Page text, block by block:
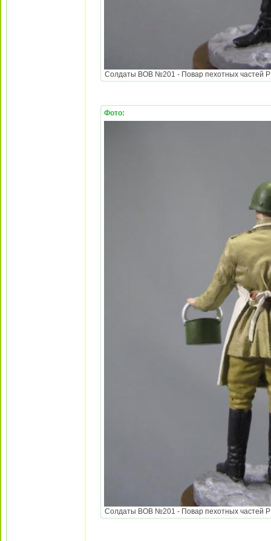
Солдаты ВОВ №201 - Повар пехотных частей
Фото:
Солдаты ВОВ №201 - Повар пехотных частей